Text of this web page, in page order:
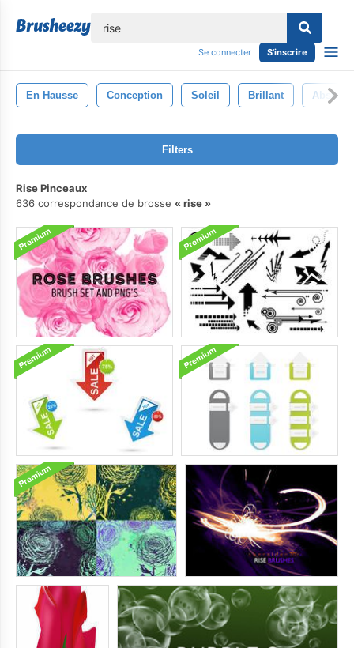
Se connecter S'inscrire
En Hausse Conception Soleil Brillant Abstrait
Filters
Rise Pinceaux
636 correspondance de brosse
rise